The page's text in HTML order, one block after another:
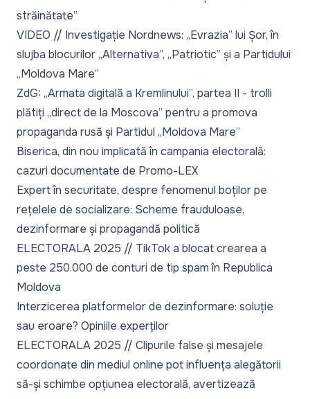
străinătate”
VIDEO // Investigație Nordnews: „Evrazia” lui Șor, în
slujba blocurilor „Alternativa”, „Patriotic” și a Partidului
„Moldova Mare”
ZdG: „Armata digitală a Kremlinului”, partea II - trolli
plătiți „direct de la Moscova” pentru a promova
propaganda rusă și Partidul „Moldova Mare”
Biserica, din nou implicată în campania electorală:
cazuri documentate de Promo-LEX
Expert în securitate, despre fenomenul boților pe
rețelele de socializare: Scheme frauduloase,
dezinformare și propagandă politică
ELECTORALA 2025 // TikTok a blocat crearea a
peste 250.000 de conturi de tip spam în Republica
Moldova
Interzicerea platformelor de dezinformare: soluție
sau eroare? Opiniile experților
ELECTORALA 2025 // Clipurile false și mesajele
coordonate din mediul online pot influența alegătorii
să-și schimbe opțiunea electorală, avertizează